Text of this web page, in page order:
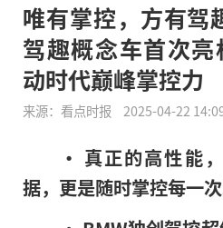
唯有掌控，方有驾
驾趣概念车首次
动时代巅峰掌控力
来源：看点时报 2025-04-22
• 真正的高性能
据，更是随时掌控每一